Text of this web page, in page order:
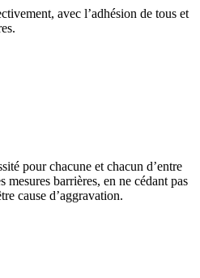
avec l’adhésion de tous et
pour chacune et chacun d’entre
mesures barrières, en ne cédant pas
cause d’aggravation.